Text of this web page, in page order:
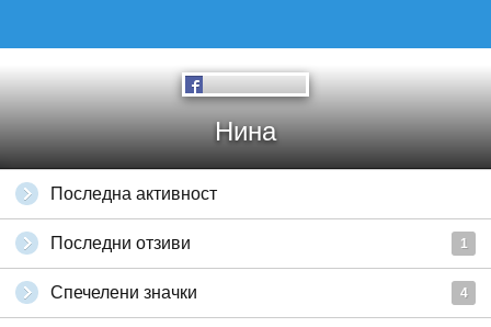
Нина
Последна активност
Последни отзиви 1
Спечелени значки 4